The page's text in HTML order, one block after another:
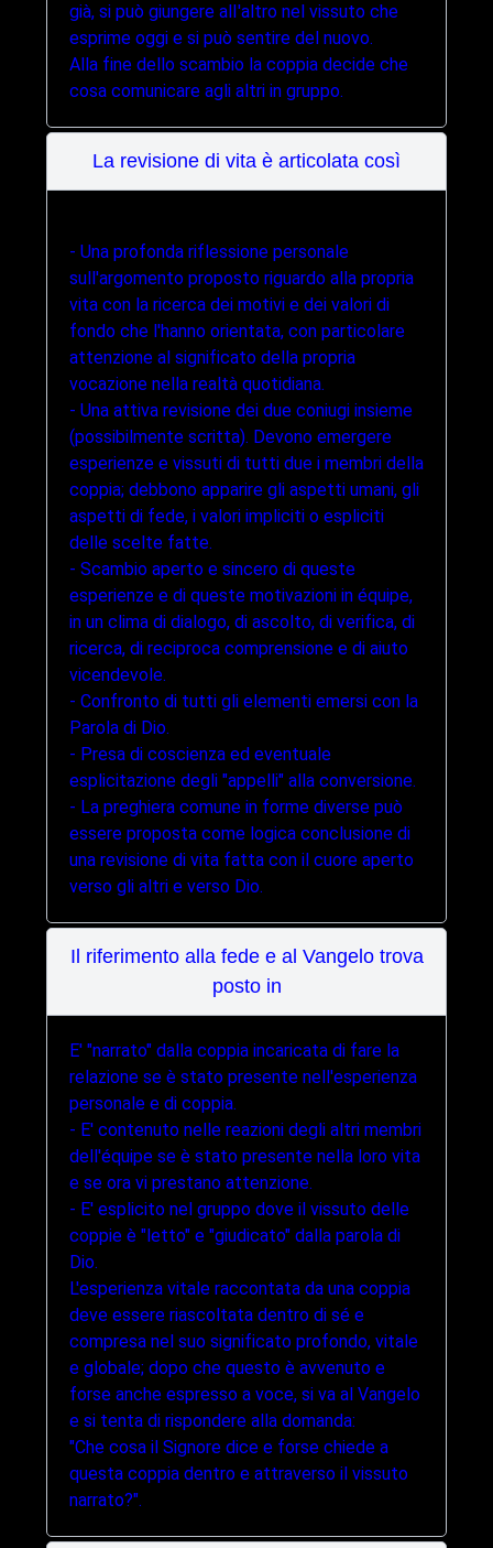
già, si può giungere alI'altro nel vissuto che
esprime oggi e si può sentire del nuovo.
Alla fine dello scambio la coppia decide che
cosa comunicare agli altri in gruppo.
La revisione di vita è articolata così
- Una profonda riflessione personale
sull'argomento proposto riguardo alla propria
vita con la ricerca dei motivi e dei valori di
fondo che l'hanno orientata, con particolare
attenzione al significato della propria
vocazione nella realtà quotidiana.
- Una attiva revisione dei due coniugi insieme
(possibilmente scritta). Devono emergere
esperienze e vissuti di tutti due i membri della
coppia; debbono apparire gli aspetti umani, gli
aspetti di fede, i valori impliciti o espliciti
delle scelte fatte.
- Scambio aperto e sincero di queste
esperienze e di queste motivazioni in équipe,
in un clima di dialogo, di ascolto, di verifica, di
ricerca, di reciproca comprensione e di aiuto
vicendevole.
- Confronto di tutti gli elementi emersi con la
Parola di Dio.
- Presa di coscienza ed eventuale
esplicitazione degli "appelli" alla conversione.
- La preghiera comune in forme diverse può
essere proposta come logica conclusione di
una revisione di vita fatta con il cuore aperto
verso gli altri e verso Dio.
Il riferimento alla fede e al Vangelo trova
posto in
E' "narrato" dalla coppia incaricata di fare la
relazione se è stato presente nell'esperienza
personale e di coppia.
- E' contenuto nelle reazioni degli altri membri
dell'équipe se è stato presente nella loro vita
e se ora vi prestano attenzione.
- E' esplicito nel gruppo dove il vissuto delle
coppie è "letto" e "giudicato" dalla parola di
Dio.
L'esperienza vitale raccontata da una coppia
deve essere riascoltata dentro di sé e
compresa nel suo significato profondo, vitale
e globale; dopo che questo è avvenuto e
forse anche espresso a voce, si va al Vangelo
e si tenta di rispondere alla domanda:
"Che cosa il Signore dice e forse chiede a
questa coppia dentro e attraverso il vissuto
narrato?".